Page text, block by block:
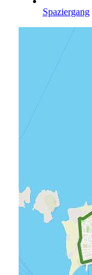
Spaziergang